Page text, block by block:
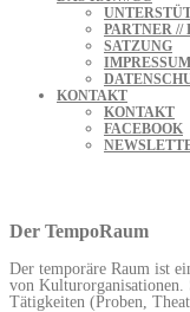
PARTNER //
SATZUNG
IMPRESSUM
KONTAKT
KONTAKT
FACEBOOK
Der TempoRaum
Der temporäre Raum ist
von Kulturorganisationen.
Tätigkeiten (Proben,